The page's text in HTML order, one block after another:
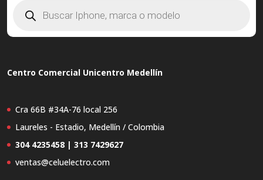
Centro Comercial Unicentro Medellín
Cra 66B #34A-76 local 256
Laureles - Estadio, Medellín / Colombia
304 4235458 | 313 7429627
ventas@celuelectro.com